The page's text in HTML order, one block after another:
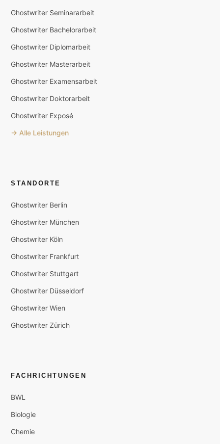
Ghostwriter Seminararbeit
Ghostwriter Bachelorarbeit
Ghostwriter Diplomarbeit
Ghostwriter Masterarbeit
Ghostwriter Examensarbeit
Ghostwriter Doktorarbeit
Ghostwriter Exposé
→ Alle Leistungen
STANDORTE
Ghostwriter Berlin
Ghostwriter München
Ghostwriter Köln
Ghostwriter Frankfurt
Ghostwriter Stuttgart
Ghostwriter Düsseldorf
Ghostwriter Wien
Ghostwriter Zürich
FACHRICHTUNGEN
BWL
Biologie
Chemie